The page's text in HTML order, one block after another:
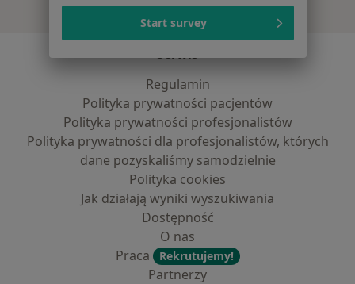
Serwis
Regulamin
Polityka prywatności pacjentów
Polityka prywatności profesjonalistów
Polityka prywatności dla profesjonalistów, których
dane pozyskaliśmy samodzielnie
Polityka cookies
Jak działają wyniki wyszukiwania
Dostępność
O nas
Praca
Rekrutujemy!
Partnerzy
Start survey